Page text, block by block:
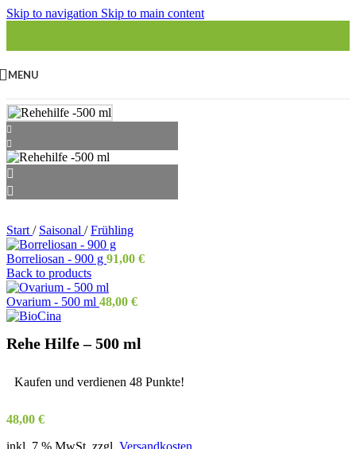
Skip to navigation Skip to main content
MENU
Start / Saisonal / Frühling
Borreliosan - 900 g 91,00 €
Back to products
Ovarium - 500 ml 48,00 €
Rehe Hilfe – 500 ml
Kaufen und verdienen 48 Punkte!
48,00 €
inkl. 7 % MwSt. zzgl. Versandkosten